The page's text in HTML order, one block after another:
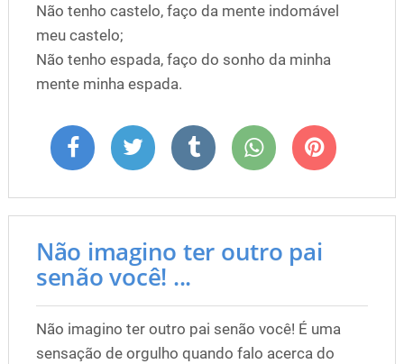
Não tenho castelo, faço da mente indomável
meu castelo;
Não tenho espada, faço do sonho da minha
mente minha espada.
Não imagino ter outro pai
senão você! ...
Não imagino ter outro pai senão você! É uma
sensação de orgulho quando falo acerca do